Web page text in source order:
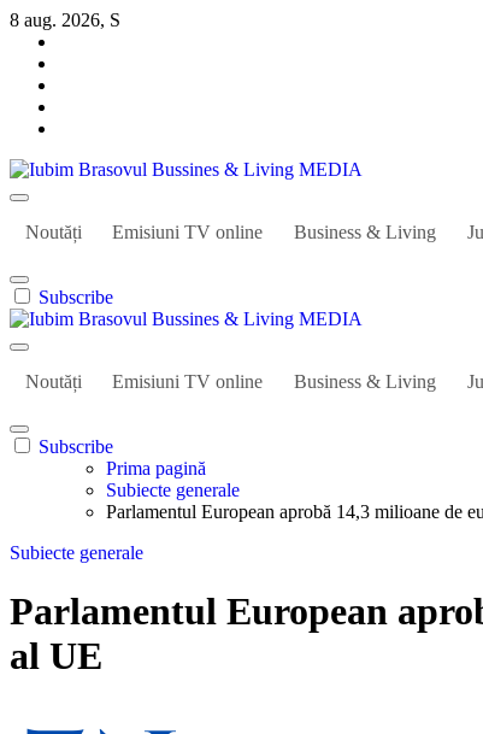
Sari
conținut
8 aug. 2026, S
Noutăți
Emisiuni TV online Business & Living
Subscribe
Noutăți
Emisiuni TV online Business & Living
Subscribe
Prima pagină
Subiecte generale
Parlamentul European aprobă 14,3 milioane de
Subiecte generale
Parlamentul European
al UE